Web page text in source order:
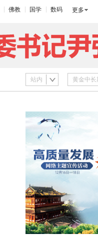
佛教 国学 数码 更多
站内